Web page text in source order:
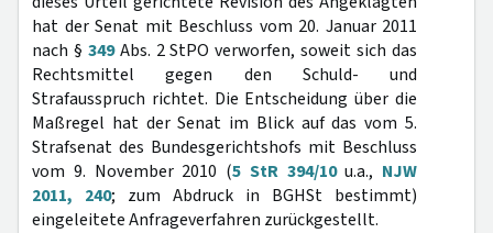
hat der Senat mit Beschluss vom 20. Januar 2011
nach § 349Abs. 2 StPO verworfen, soweit sich das
Rechtsmittel gegen den Schuld- und
Strafausspruch richtet. Die Entscheidung über die
Maßregel hat der Senat im Blick auf das vom 5.
Strafsenat des Bundesgerichtshofs mit Beschluss
vom 9. November 2010 (5 StR 394/10u.a., NJW
2011, 240; zum Abdruck in BGHSt bestimmt)
eingeleitete Anfrageverfahren zurückgestellt.